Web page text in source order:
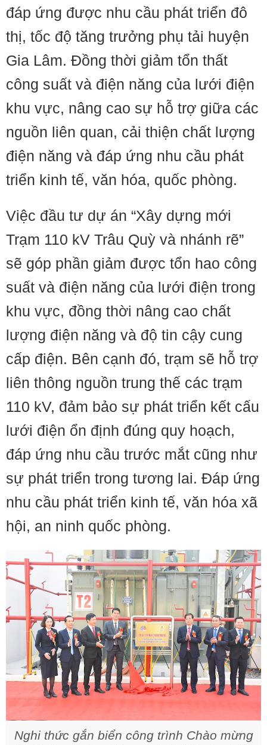
đáp ứng được nhu cầu phát triển đô
thị, tốc độ tăng trưởng phụ tải huyện
Gia Lâm. Đồng thời giảm tổn thất
công suất và điện năng của lưới điện
khu vực, nâng cao sự hỗ trợ giữa các
nguồn liên quan, cải thiện chất lượng
điện năng và đáp ứng nhu cầu phát
triển kinh tế, văn hóa, quốc phòng.
Việc đầu tư dự án “Xây dựng mới
Trạm 110 kV Trâu Quỳ và nhánh rẽ”
sẽ góp phần giảm được tổn hao công
suất và điện năng của lưới điện trong
khu vực, đồng thời nâng cao chất
lượng điện năng và độ tin cậy cung
cấp điện. Bên cạnh đó, trạm sẽ hỗ trợ
liên thông nguồn trung thế các trạm
110 kV, đảm bảo sự phát triển kết cấu
lưới điện ổn định đúng quy hoạch,
đáp ứng nhu cầu trước mắt cũng như
sự phát triển trong tương lai. Đáp ứng
nhu cầu phát triển kinh tế, văn hóa xã
hội, an ninh quốc phòng.
Nghi thức gắn biển công trình Chào mừng